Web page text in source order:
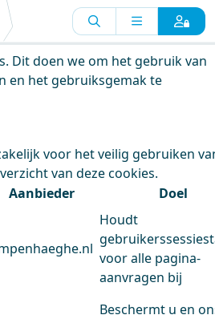
gebruik van
Dit doen we om het gebruik van
en het gebruiksgemak te
voor het veilig gebruiken
van deze cookies.
Aanbieder Doel
Houdt
voor alle pagina-
aanvragen bij
Beschermt u en